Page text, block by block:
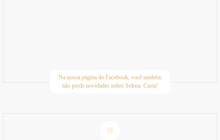
Na nossa página do Facebook, você também
não perde novidades sobre Selena. Curta!